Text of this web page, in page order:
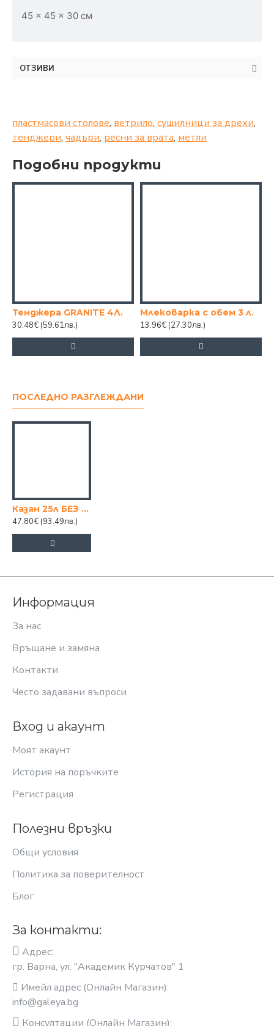
45 × 45 × 30 см
ОТЗИВИ
пластмасови столове, ветрило, сушилници за дрехи,
тенджери, чадъри, ресни за врата, метли
Подобни продукти
Тенджера GRANITE 4Л.
30.48€ (59.61лв.)
Млековарка с обем 3 л.
13.96€ (27.30лв.)
ПОСЛЕДНО РАЗГЛЕЖДАНИ
Казан 25л БЕЗ ДЕКОР
47.80€ (93.49лв.)
Информация
За нас
Връщане и замяна
Контакти
Често задавани въпроси
Вход и акаунт
Моят акаунт
История на поръчките
Регистрация
Полезни връзки
Общи условия
Политика за поверителност
Блог
За контакти:
Адрес:
гр. Варна, ул. "Академик Курчатов" 1
Имейл адрес (Онлайн Магазин):
info@galeya.bg
Консултации (Онлайн Магазин):